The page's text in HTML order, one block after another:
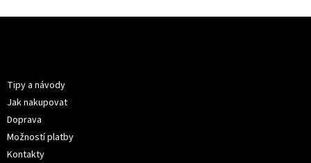
Tipy a návody
Jak nakupovat
Doprava
Možností platby
Kontakty